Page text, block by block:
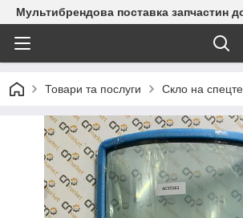
Мультибрендова поставка запчастин
Товари та послуги Скло на